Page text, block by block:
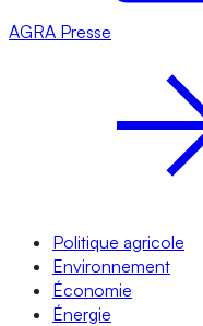
AGRA Presse
Politique agricole
Environnement
Économie
Énergie